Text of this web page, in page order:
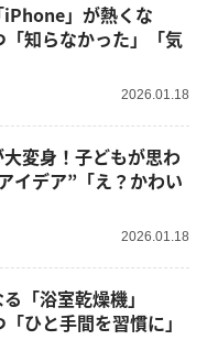
」が熱くな
知らなかった」「気
2026.01.18
変身！子どもが思わ
イデア”「え？かわい
2026.01.18
「浴室乾燥機」
ひと手間を習慣に」